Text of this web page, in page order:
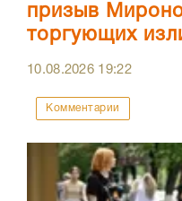
призыв
торгующих
10.08.2026 19:22
Комментарии